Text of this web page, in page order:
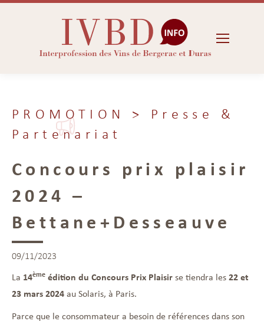
PROMOTION
> Presse &
Partenariat
Concours prix plaisir
2024 –
Bettane+Desseauve
09/11/2023
La 14ème édition du Concours Prix Plaisirse tiendra les22 et
23 mars 2024au Solaris, à Paris.
Parce que le consommateur a besoin de références dans son